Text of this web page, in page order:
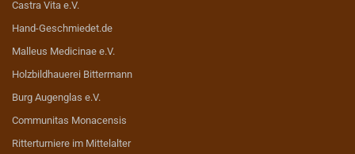
Castra Vita e.V.
Hand-Geschmiedet.de
Malleus Medicinae e.V.
Holzbildhauerei Bittermann
Burg Augenglas e.V.
Communitas Monacensis
Ritterturniere im Mittelalter